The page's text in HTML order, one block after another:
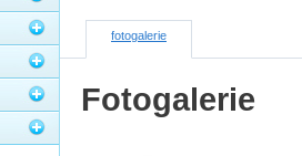
fotogalerie
Fotogalerie